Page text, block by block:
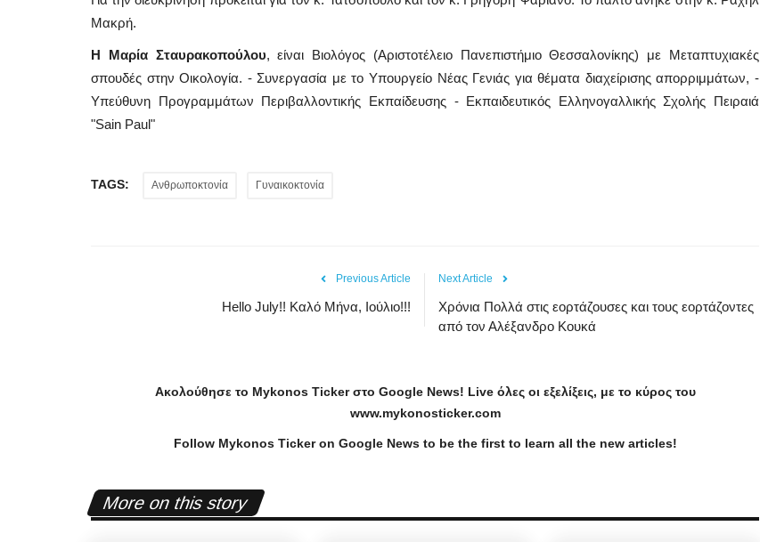
Μακρή.
Η Μαρία Σταυρακοπούλου, είναι Βιολόγος (Αριστοτέλειο Πανεπιστήμιο Θεσσαλονίκης) με Μεταπτυχιακές
σπουδές στην Οικολογία. - Συνεργασία με το Υπουργείο Νέας Γενιάς για θέματα διαχείρισης απορριμμάτων, -
Υπεύθυνη Προγραμμάτων Περιβαλλοντικής Εκπαίδευσης - Εκπαιδευτικός Ελληνογαλλικής Σχολής Πειραιά
"Sain Paul"
TAGS: Ανθρωποκτονία Γυναικοκτονία
Previous Article
Hello July!! Καλό Μήνα, Ιούλιο!!!
Next Article
Χρόνια Πολλά στις εορτάζουσες και τους εορτάζοντες
από τον Αλέξανδρο Κουκά
Ακολούθησε το Mykonos Tickerστο Google News! Liveόλες οι εξελίξεις, με το κύρος του
www.mykonosticker.com
Follow Mykonos Ticker on Google Newsto be the first to learn all the new articles!
More on this story